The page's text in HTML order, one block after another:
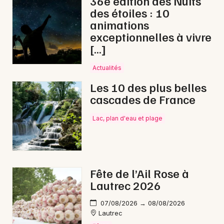
Mon email
Je m'abonne
Billetterie : réservez vos
places pourSans repère
de Cyril Rosique
Sans repère
fréquentation au
sont disponibles à unprix à partir de 17 €.
Pour profiter des meilleures places, il est
recommandé d'
acheter ses places sans
attendre.
Le parcours artistique de Cyril
Rosique
des étoiles : 10
animations
exceptionnelles à vivre
[…]
Actualités
Les 10 des plus belles
cascades de France
Lac, plan d'eau et plage
Fête de l’Ail Rose à
Lautrec 2026
07/08/2026 → 08/08/2026
Lautrec